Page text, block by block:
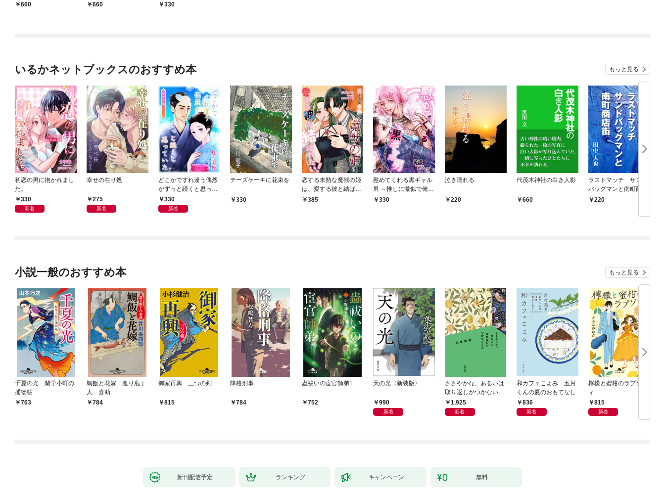
660
660
330
いるかネットブックスのおすすめ本 もっと見る
初恋の男に抱かれまし
た。
330
新着
幸せの在り処
275
新着
どこかですれ違う偶然
がずっと続くと思って
いた330
新着
チーズケーキに花束を
330
恋する未熟な魔獣の姫
は、愛する彼と結ばれ
たい！
385
慰めてくれる黒ギャル
男 ～推しに激似で俺の
嫁～330
泣き濡れる
220
代茂木神社の白き人影
660
ラストマッチ サンド
バッグマンと南町商店
街220
小説一般のおすすめ本 もっと見る
千夏の光 蘭学小町の
捕物帖
763
鯛飯と花嫁 渡り庖丁
人 喜助
784
御家再興 三つの剣
815
降格刑事
784
蟲祓いの宦官師弟1
752
天の光〈新装版〉
990
新着
ささやかな、あるいは
取り返しがつかないも
の1,925
新着
和カフェこよみ 五月
くんの夏のおもてなし
836
新着
檸檬と蜜柑のラプソデ
ィ
815
新着
新刊配信予定 ランキング キャンペーン 無料